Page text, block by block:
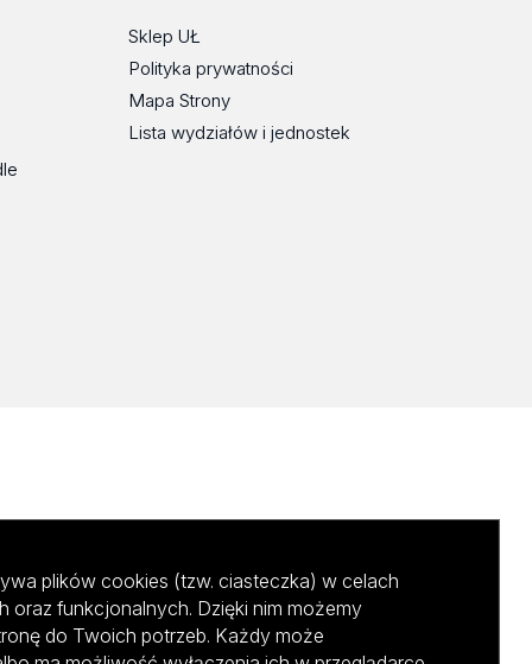
Sklep UŁ
Polityka prywatności
Mapa Strony
Lista wydziałów i jednostek
plików cookies (tzw. ciasteczka) w celach
funkcjonalnych. Dzięki nim możemy
do Twoich potrzeb. Każdy może